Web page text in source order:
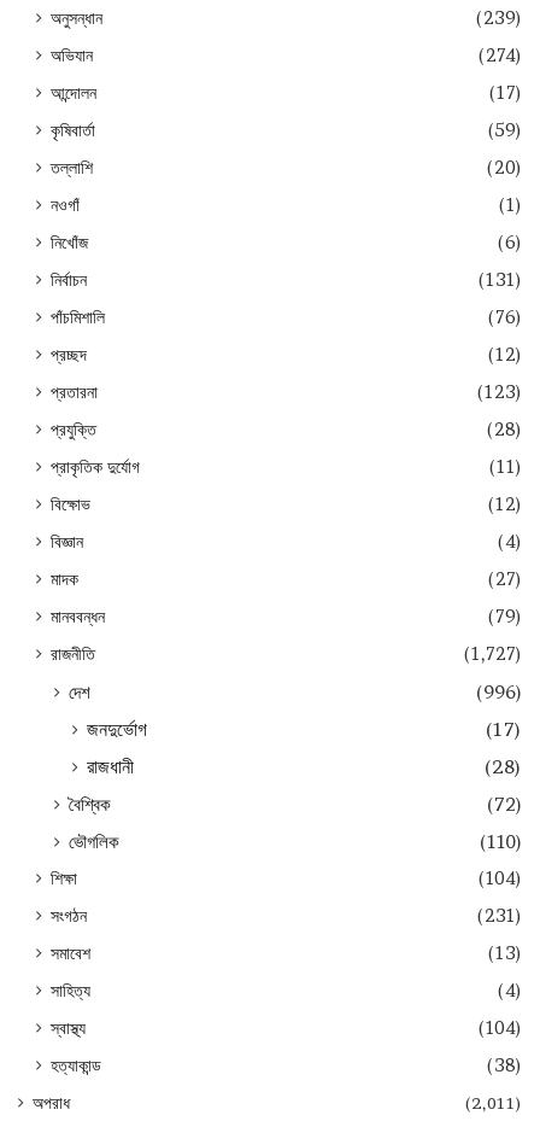
অনুসন্ধান
(239)
অভিযান
(274)
আন্দোলন
(17)
কৃষিবার্তা
(59)
তল্লাশি
(20)
নওগাঁ
(1)
নিখোঁজ
(6)
নির্বাচন
(131)
পাঁচমিশালি
(76)
প্রচ্ছদ
(12)
প্রতারনা
(123)
প্রযুক্তি
(28)
প্রাকৃতিক দুর্যোগ
(11)
বিক্ষোভ
(12)
বিজ্ঞান
(4)
মাদক
(27)
মানববন্ধন
(79)
রাজনীতি
(1,727)
দেশ
(996)
জনদুর্ভোগ
(17)
রাজধানী
(28)
বৈশ্বিক
(72)
ভৌগলিক
(110)
শিক্ষা
(104)
সংগঠন
(231)
সমাবেশ
(13)
সাহিত্য
(4)
স্বাস্থ্য
(104)
হত্যাকান্ড
(38)
অপরাধ (2,011)